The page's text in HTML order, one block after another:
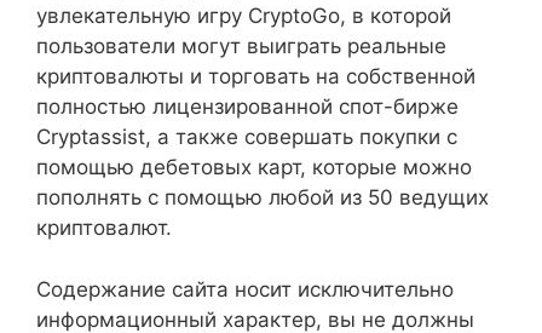
увлекательную игру CryptoGo, в которой
пользователи могут выиграть реальные
криптовалюты и торговать на собственной
полностью лицензированной спот-бирже
Cryptassist, а также совершать покупки с
помощью дебетовых карт, которые можно
пополнять с помощью любой из 50 ведущих
криптовалют.
Содержание сайта носит исключительно
информационный характер, вы не должны